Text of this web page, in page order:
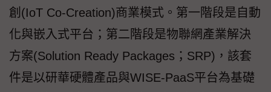
創(IoT Co-Creation)商業模式。第一階段是自動
化與嵌入式平台；第二階段是物聯網產業解決
方案(Solution Ready Packages；SRP)，該套
件是以研華硬體產品與WISE-PaaS平台為基礎